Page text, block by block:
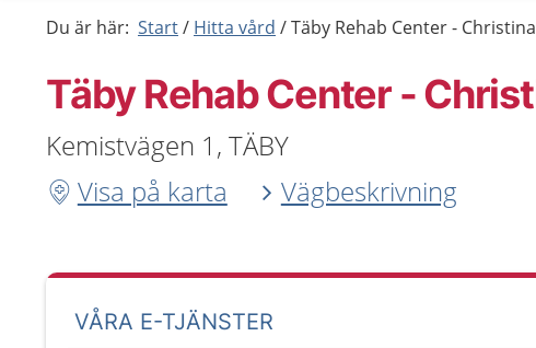
Du är här: Start Hitta vård Täby Rehab Center -
Täby Rehab Center -
Kemistvägen 1, TÄBY
Visa på karta
Vägbeskrivning
VÅRA E-TJÄNSTER